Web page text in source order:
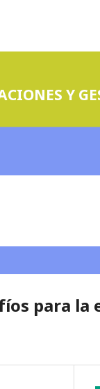
Y
para la